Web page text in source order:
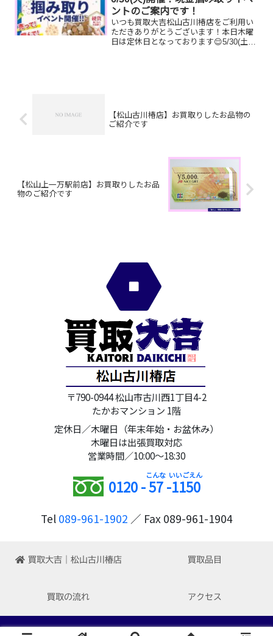
ントのご案内です！
いつも買取大吉松山古川椿店をご利用い
ただきありがとうございます！本日木曜
日は定休日となっております😌5/30(土)
【松山古川椿店】お買取りしたお品物の
ご紹介です
【松山上一万駅前店】お買取りしたお品
物のご紹介です
〒790-0944 松山市古川西1丁目4-2
たかおマンション 1階
定休日／木曜日（年末年始・お盆休み）
木曜日は出張買取対応
営業時間／10:00～18:30
0120 -57-1150
Tel 089-961-1902 ／ Fax 089-961-1904
買取大吉｜松山古川椿店 買取品目
買取の流れ アクセス